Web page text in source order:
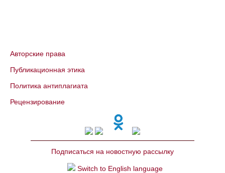
Авторские права
Публикационная этика
Политика антиплагиата
Рецензирование
Подписаться на новостную рассылку
Switch to English language